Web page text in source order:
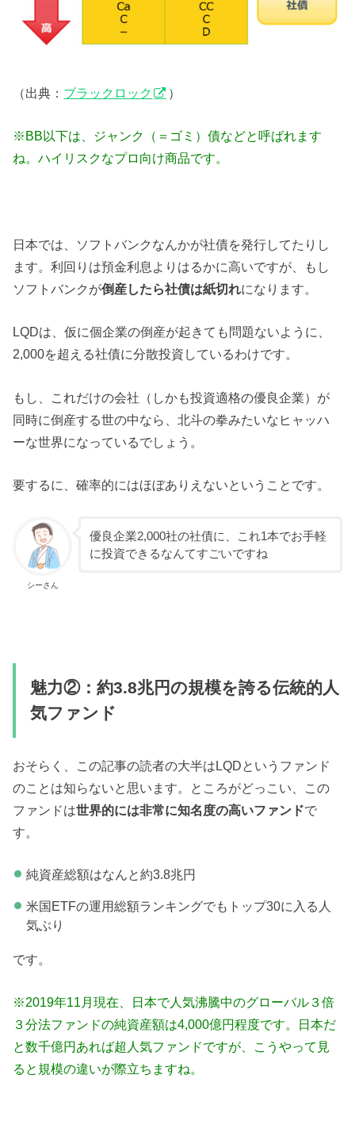
（出典： ブラックロック ）
※BB以下は、ジャンク（＝ゴミ）債などと呼ばれます
ね。ハイリスクなプロ向け商品です。
日本では、ソフトバンクなんかが社債を発行してたりし
ます。利回りは預金利息よりはるかに高いですが、もし
ソフトバンクが倒産したら社債は紙切れになります。
LQDは、仮に個企業の倒産が起きても問題ないように、
2,000を超える社債に分散投資しているわけです。
もし、これだけの会社（しかも投資適格の優良企業）が
同時に倒産する世の中なら、北斗の拳みたいなヒャッハ
ーな世界になっているでしょう。
要するに、確率的にはほぼありえないということです。
シーさん
優良企業2,000社の社債に、これ1本でお手軽
に投資できるなんてすごいですね
魅力②：約3.8兆円の規模を誇る伝統的人
気ファンド
おそらく、この記事の読者の大半はLQDというファンド
のことは知らないと思います。ところがどっこい、この
ファンドは世界的には非常に知名度の高いファンドで
す。
純資産総額はなんと約3.8兆円
米国ETFの運用総額ランキングでもトップ30に入る人
気ぶり
です。
※2019年11月現在、日本で人気沸騰中のグローバル３倍
３分法ファンドの純資産額は4,000億円程度です。日本だ
と数千億円あれば超人気ファンドですが、こうやって見
ると規模の違いが際立ちますね。